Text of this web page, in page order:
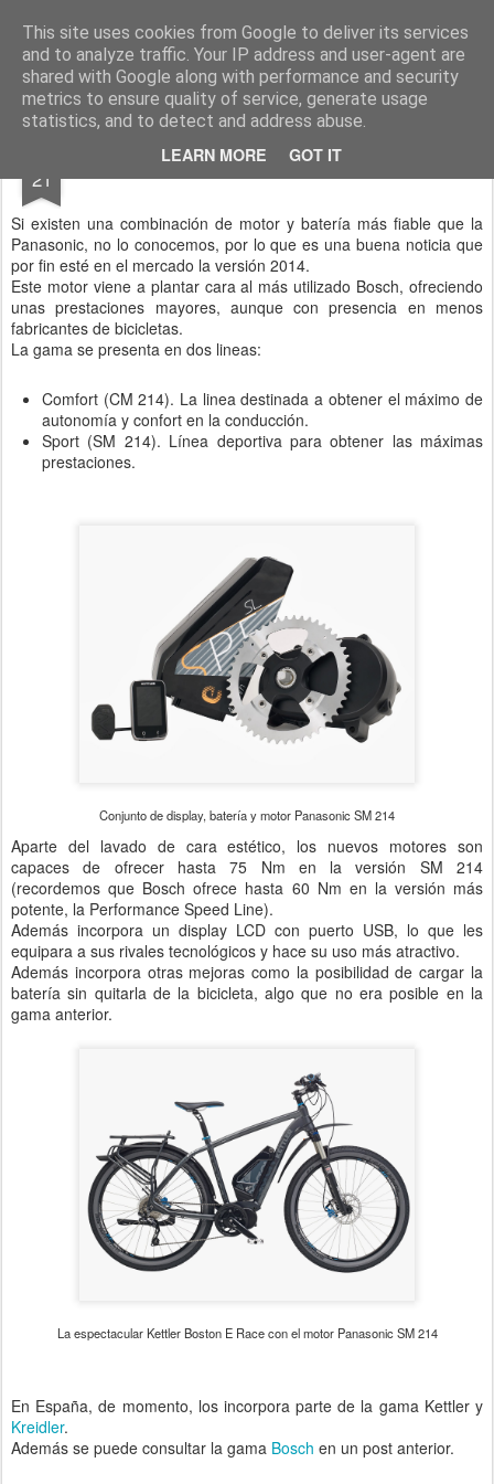
This site uses cookies from Google to deliver its services
and to analyze traffic. Your IP address and user-agent are
shared with Google along with performance and security
metrics to ensure quality of service, generate usage
statistics, and to detect and address abuse.
LEARN MORE GOT IT
Las bicicletas eléctricas en Biciclick El blog de la cadena de tiendas de bicis eléctricas. Informaciones útiles, análisis de marcas y modelos, consejos, información y muchas cosas del mundo de las bicicletas eléctricas.
21 Motor Panasonic 2014
Si existen una combinación de motor y batería más fiable que la
Panasonic, no lo conocemos, por lo que es una buena noticia que
por fin esté en el mercado la versión 2014.
Este motor viene a plantar cara al más utilizado Bosch, ofreciendo
unas prestaciones mayores, aunque con presencia en menos
fabricantes de bicicletas.
La gama se presenta en dos lineas:
Comfort (CM 214). La linea destinada a obtener el máximo de
autonomía y confort en la conducción.
Sport (SM 214). Línea deportiva para obtener las máximas
prestaciones.
Conjunto de display, batería y motor Panasonic SM 214
Aparte del lavado de cara estético, los nuevos motores son
capaces de ofrecer hasta 75 Nm en la versión SM 214
(recordemos que Bosch ofrece hasta 60 Nm en la versión más
potente, la Performance Speed Line).
Además incorpora un display LCD con puerto USB, lo que les
equipara a sus rivales tecnológicos y hace su uso más atractivo.
Además incorpora otras mejoras como la posibilidad de cargar la
batería sin quitarla de la bicicleta, algo que no era posible en la
gama anterior.
La espectacular Kettler Boston E Race con el motor Panasonic SM 214
En España, de momento, los incorpora parte de la gama Kettler y
Kreidler.
Además se puede consultar la gama Bosch en un post anterior.